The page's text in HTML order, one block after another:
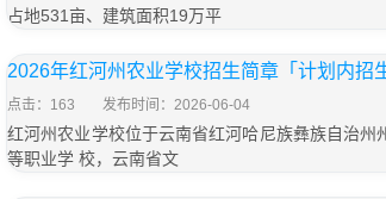
占地531亩、建筑面积19万平
2026年红河州农业学校招生简章「计划内招
点击：163 发布时间：2026-06-04
红河州农业学校位于云南省红河哈尼族彝族自治
等职业学 校，云南省文